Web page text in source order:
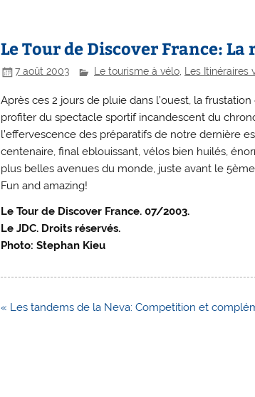
Le Tour de Discover France:
7 août 2003 Le tourisme à vélo, Les Itinéraires
Après ces 2 jours de pluie dans l’ouest, la
profiter du spectacle sportif incandescent du
l’effervescence des préparatifs de notre dernière
centenaire, final eblouissant, vélos bien huilés,
plus belles avenues du monde, juste avant le
Fun and amazing!
Le Tour de Discover France. 07/2003.
Le JDC. Droits réservés.
Photo: Stephan Kieu
Navigation
« Les tandems de la Neva: Competition et